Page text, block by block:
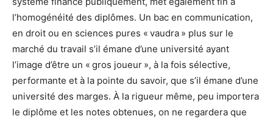
l’homogénéité des diplômes. Un bac en communication,
en droit ou en sciences pures « vaudra » plus sur le
marché du travail s’il émane d’une université ayant
l’image d’être un « gros joueur », à la fois sélective,
performante et à la pointe du savoir, que s’il émane d’une
université des marges. À la rigueur même, peu importera
le diplôme et les notes obtenues, on ne regardera que